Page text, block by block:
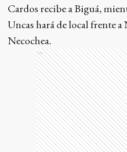
Cardos recibe a Biguá,
Uncas hará de local frente
Necochea.
Ads